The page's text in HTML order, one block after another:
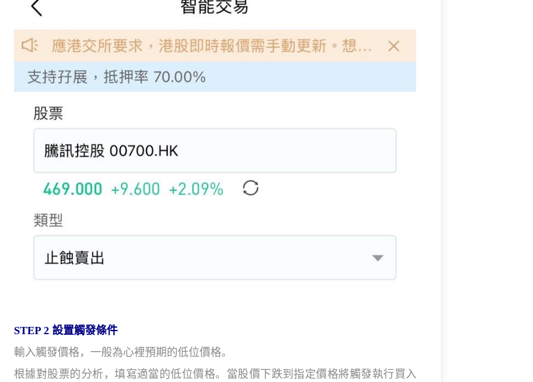
STEP 2 設置觸發條件
輸入觸發價格，一般為心裡預期的低位價格。
根據對股票的分析，填寫適當的低位價格。當股價下跌到指定價格將觸發執行買入